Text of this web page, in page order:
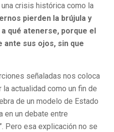
crisis histórica como la
pierden la brújula y
qué atenerse, porque el
ante sus ojos, sin que
señaladas nos coloca
actualidad como un fin de
de un modelo de Estado
en un debate entre
Pero esa explicación no se